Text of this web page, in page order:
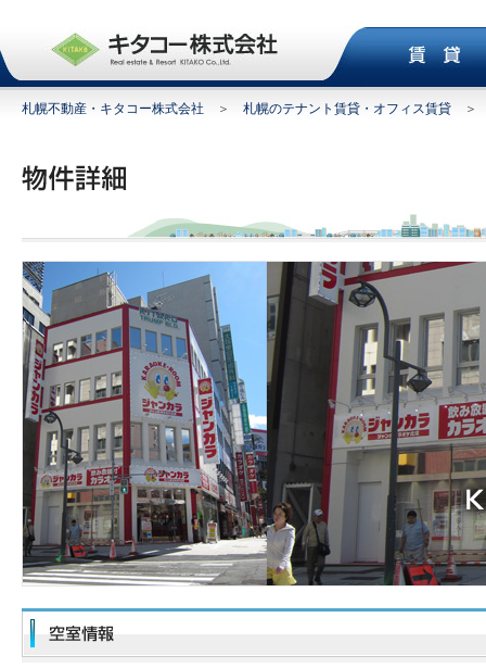
札幌不動産・キタコー株式会社 ＞ 札幌のテナント賃貸・オフィス賃貸 ＞